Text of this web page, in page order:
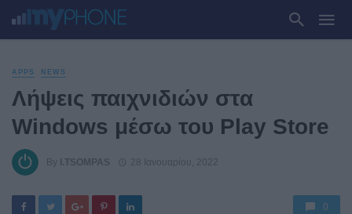
APPS NEWS
Λήψεις παιχνιδιών στα
Windows μέσω του Play Store
By I.TSOMPAS 28 Ιανουαρίου, 2022
0